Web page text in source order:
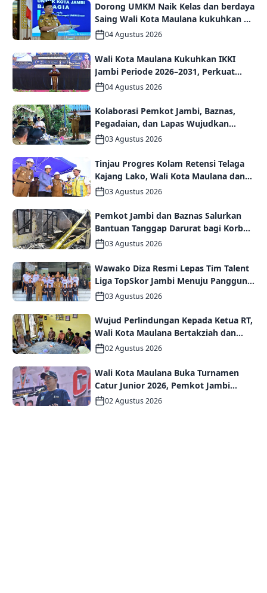
Dorong UMKM Naik Kelas dan berdaya
Saing Wali Kota Maulana kukuhkan 35
kelompok UMKM Binaan
04 Agustus 2026
Wali Kota Maulana Kukuhkan IKKI
Jambi Periode 2026–2031, Perkuat
Persaudaraan dan Kolaborasi dalam
04 Agustus 2026
Kolaborasi Pemkot Jambi, Baznas,
Pegadaian, dan Lapas Wujudkan
Rumah Layak Huni bagi Warga Kurang
Mampu
03 Agustus 2026
Tinjau Progres Kolam Retensi Telaga
Kajang Lako, Wali Kota Maulana dan
Komisi V DPR RI Optimistis Kota Jambi
03 Agustus 2026
Pemkot Jambi dan Baznas Salurkan
Bantuan Tanggap Darurat bagi Korban
Kebakaran Asrama Polda Jambi
03 Agustus 2026
Wawako Diza Resmi Lepas Tim Talent
Liga TopSkor Jambi Menuju Panggung
Nasional
03 Agustus 2026
Wujud Perlindungan Kepada Ketua RT,
Wali Kota Maulana Bertakziah dan
Serahkan Santunan Jaminan Kematian
kepada Ahli Waris
02 Agustus 2026
Wali Kota Maulana Buka Turnamen
Catur Junior 2026, Pemkot Jambi
Siapkan Fasilitas Olahraga Baru untuk
02 Agustus 2026